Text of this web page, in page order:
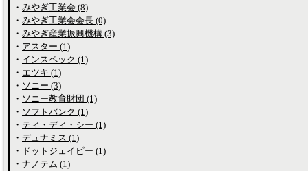
・ みやぎ工業会 (8)
・ みやぎ工業会会長 (0)
・ みやぎ産業振興機構 (3)
・ アスター (1)
・ インスペック (1)
・ エツキ (1)
・ ソニー (3)
・ ソニー教育財団 (1)
・ ソフトバンク (1)
・ ティ・ディ・シー (1)
・ デュナミス (1)
・ ドットジェイピー (1)
・ ナノテム (1)